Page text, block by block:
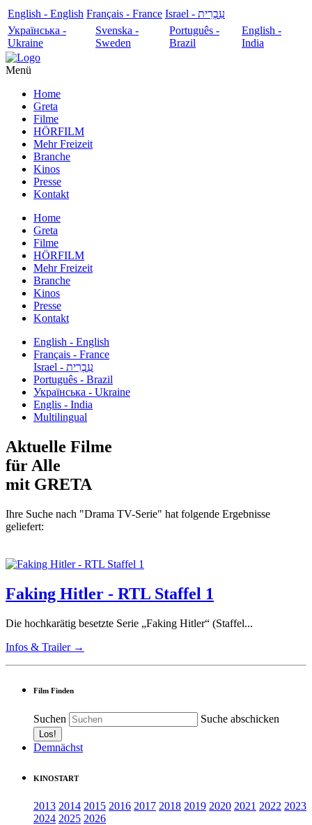
English - English Français - France
עִבְרִית - Israel
Українська -
Ukraine
Svenska -
Sweden
Português -
Brazil
English -
India
Menü
Home
Greta
Filme
HÖRFILM
Mehr Freizeit
Branche
Kinos
Presse
Kontakt
Home
Greta
Filme
HÖRFILM
Mehr Freizeit
Branche
Kinos
Presse
Kontakt
English - English
Français - France
עִבְרִית - Israel
Português - Brazil
Українська - Ukraine
Englis - India
Multilingual
Aktuelle Filme
für Alle
mit GRETA
Ihre Suche nach "Drama TV-Serie" hat folgende Ergebnisse
geliefert:
Faking Hitler - RTL Staffel 1
Die hochkarätig besetzte Serie „Faking Hitler“ (Staffel...
Infos & Trailer →
Film Finden
Suchen Suche abschicken
Demnächst
KINOSTART
2013 2014 2015 2016 2017 2018 2019 2020 2021 2022 2023
2024 2025 2026